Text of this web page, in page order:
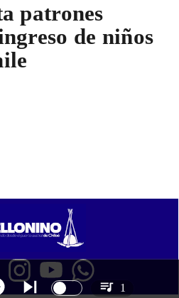
patrones
de niños
1